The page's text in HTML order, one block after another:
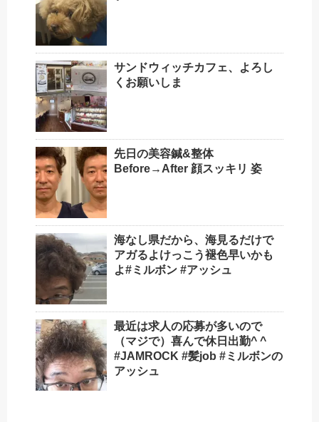
サンドウィッチカフェ、よろし
くお願いしま
先日の美容鍼&整体
Before→After 顔スッキリ 姿
海なし県だから、海見るだけで
アガるよけっこう褪色早いかも
よ#ミルボン #アッシュ
最近は求人の応募が多いので
（マジで）喜んで休日出勤^ ^
#JAMROCK #髪job #ミルボンの
アッシュ